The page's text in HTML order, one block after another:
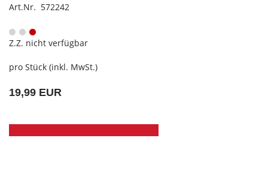
Art.Nr. 572242
Z.Z. nicht verfügbar
pro Stück (inkl. MwSt.)
19,99 EUR